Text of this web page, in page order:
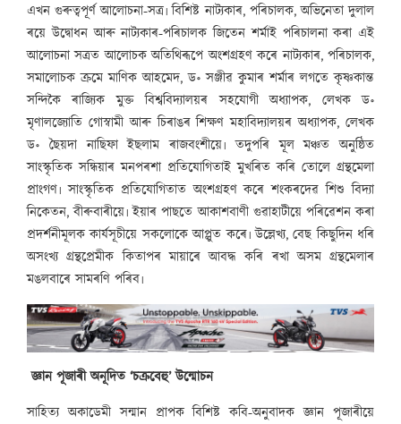
এখন গুৰুত্বপূৰ্ণ আলোচনা-সত্ৰ৷ বিশিষ্ট নাট্যকাৰ, পৰিচালক, অভিনেতা দুলাল
ৰয়ে উদ্বোধন আৰু নাট্যকাৰ-পৰিচালক জিতেন শৰ্মাই পৰিচালনা কৰা এই
আলোচনা সত্ৰত আলোচক অতিথিৰূপে অংশগ্ৰহণ কৰে নাট্যকাৰ, পৰিচালক,
সমালোচক ক্ৰমে মাণিক আহমেদ, ড॰ সঞ্জীৱ কুমাৰ শৰ্মাৰ লগতে কৃষ্ণকান্ত
সন্দিকৈ ৰাজ্যিক মুক্ত বিশ্ববিদ্যালয়ৰ সহযোগী অধ্যাপক, লেখক ড॰
মৃণালজ্যোতি গোস্বামী আৰু চিৰাঙৰ শিক্ষণ মহাবিদ্যালয়ৰ অধ্যাপক, লেখক
ড॰ ছৈয়দা নাছিফা ইছলাম ৰাজবংশীয়ে৷ তদুপৰি মূল মঞ্চত অনুষ্ঠিত
সাংস্কৃতিক সন্ধিয়াৰ মনপৰশা প্ৰতিযোগিতাই মুখৰিত কৰি তোলে গ্ৰন্থমেলা
প্ৰাংগণ৷ সাংস্কৃতিক প্ৰতিযোগিতাত অংশগ্ৰহণ কৰে শংকৰদেৱ শিশু বিদ্যা
নিকেতন, বীৰুবাৰীয়ে৷ ইয়াৰ পাছতে আকাশবাণী গুৱাহাটীয়ে পৰিৱেশন কৰা
প্ৰদৰ্শনীমূলক কাৰ্যসূচীয়ে সকলোকে আপ্লুত কৰে৷ উল্লেখ্য, বেছ কিছুদিন ধৰি
অসংখ্য গ্ৰন্থপ্ৰেমীক কিতাপৰ মায়াৰে আবদ্ধ কৰি ৰখা অসম গ্ৰন্থমেলাৰ
মঙলবাৰে সামৰণি পৰিব৷
জ্ঞান পূজাৰী অনূদিত ‘চক্ৰবেহু’ উন্মোচন
সাহিত্য অকাডেমী সন্মান প্ৰাপক বিশিষ্ট কবি-অনুবাদক জ্ঞান পূজাৰীয়ে